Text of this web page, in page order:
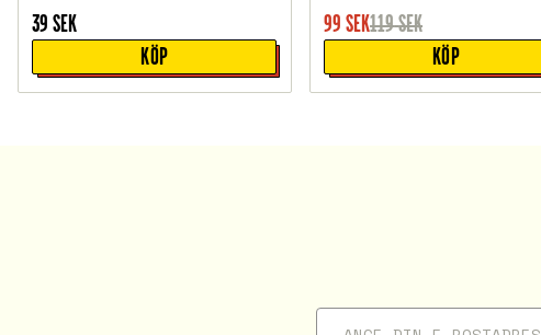
39 SEK
KÖP
99 SEK119SEK
KÖP